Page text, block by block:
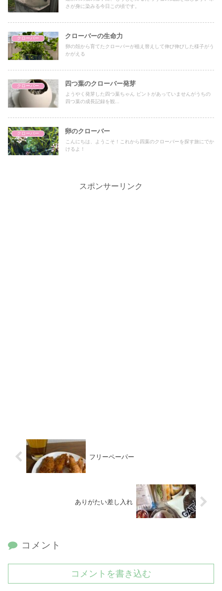
さが身に染みる今日この頃です。
クローバー クローバーの生命力
卵の殻から育てたクローバーが植え替えして伸び伸びした様子がう
かがえる
クローバー 四つ葉のクローバー発芽
ようやく発芽した四つ葉ちゃん ピントがあっていませんがうちの
四つ葉の成長記録を観...
クローバー 卵のクローバー
こんにちは、ようこそ！これから四葉のクローバーを探す旅にでか
けるよ！
スポンサーリンク
フリーペーパー
ありがたい差し入れ
コメント
コメントを書き込む